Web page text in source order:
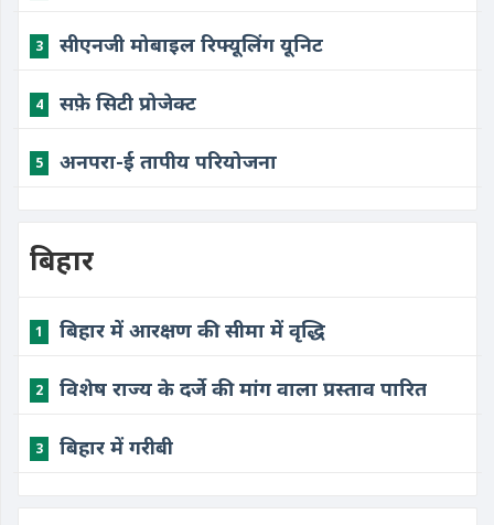
3 सीएनजी मोबाइल रिफ्यूलिंग यूनिट
4 सफ़े सिटी प्रोजेक्ट
5 अनपरा-ई तापीय परियोजना
बिहार
1 बिहार में आरक्षण की सीमा में वृद्धि
2 विशेष राज्य के दर्जे की मांग वाला प्रस्ताव पारित
3 बिहार में गरीबी